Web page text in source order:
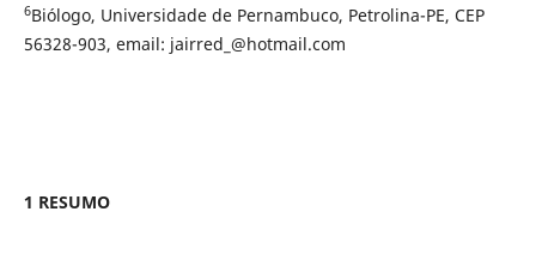
6Biólogo, Universidade de Pernambuco, Petrolina-PE, CEP
56328-903, email: jairred_@hotmail.com
1 RESUMO